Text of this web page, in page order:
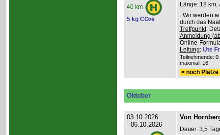
40 km
5 kg CO2e
Länge: 18 km,
. Wir werden
durch das
Treffpunkt:
Anmeldung
Online-
Leitung: Ute
Teilnehmende:
maximal: 16
> noch
Oktober
03.10.2026
- 06.10.2026
Von
Dauer: 3,5